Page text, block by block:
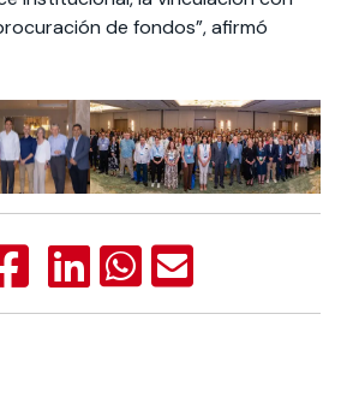
de fondos”, afirmó